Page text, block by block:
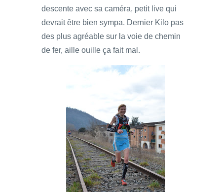
descente avec sa caméra, petit live qui
devrait être bien sympa. Dernier Kilo pas
des plus agréable sur la voie de chemin
de fer, aille ouille ça fait mal.